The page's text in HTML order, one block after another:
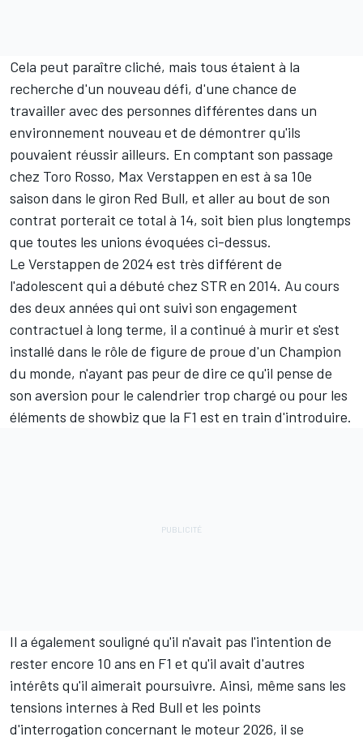
Cela peut paraître cliché, mais tous étaient à la
recherche d'un nouveau défi, d'une chance de
travailler avec des personnes différentes dans un
environnement nouveau et de démontrer qu'ils
pouvaient réussir ailleurs. En comptant son passage
chez Toro Rosso, Max Verstappen en est à sa 10e
saison dans le giron Red Bull, et aller au bout de son
contrat porterait ce total à 14, soit bien plus longtemps
que toutes les unions évoquées ci-dessus.
Le Verstappen de 2024 est très différent de
l'adolescent qui a débuté chez STR en 2014. Au cours
des deux années qui ont suivi son engagement
contractuel à long terme, il a continué à murir et s'est
installé dans le rôle de figure de proue d'un Champion
du monde, n'ayant pas peur de dire ce qu'il pense de
son aversion pour le calendrier trop chargé ou pour les
éléments de showbiz que la F1 est en train d'introduire.
Il a également souligné qu'il n'avait pas l'intention de
rester encore 10 ans en F1 et qu'il avait d'autres
intérêts qu'il aimerait poursuivre. Ainsi, même sans les
tensions internes à Red Bull et les points
d'interrogation concernant le moteur 2026, il se